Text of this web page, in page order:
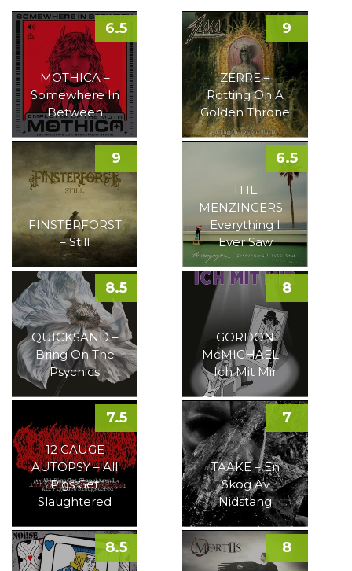
MOTHICA –
Somewhere In
Between
6.5
ZERRE –
Rotting On A
Golden Throne
9
FINSTERFORST
– Still
9
THE
MENZINGERS –
Everything I
Ever Saw
6.5
QUICKSAND –
Bring On The
Psychics
8.5
GORDON
McMICHAEL –
Ich Mit Mir
8
12 GAUGE
AUTOPSY – All
Pigs Get
Slaughtered
7.5
TAAKE – En
Skog Av
Nidstang
7
8.5 8